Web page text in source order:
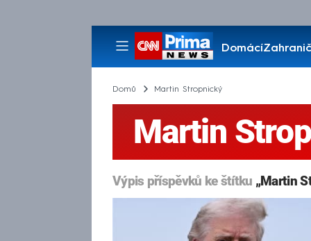
Domácí
Pořady
Domů Martin Stropnický
Martin
Výpis příspěvků ke štítku „Martin